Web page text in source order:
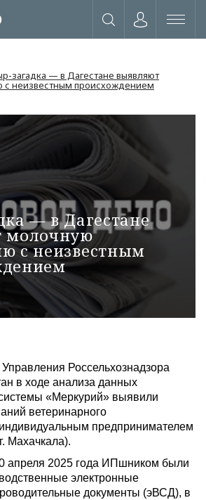
через соц. сети
загадка — в Дагестане выявляют
неизвестным происхождением
— в Дагестане
молочную
с неизвестным
Россельхознадзора
в ходе анализа данных
«Меркурий» выявили
ветеринарного
индивидуальным предпринимателем
Махачкала).
апреля 2025 года ИПшником были
электронные
документы (эВСД), в